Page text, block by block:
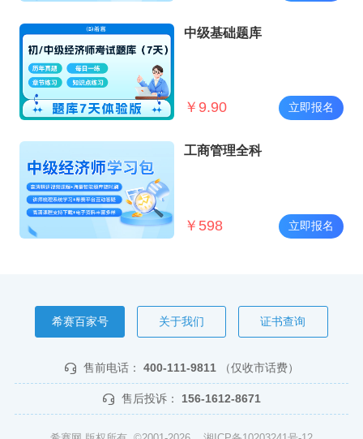
中级基础题库
￥ 9.90 立即报名
工商管理全科
￥ 598 立即报名
希赛百家号 关于我们 证书查询
售前电话： 400-111-9811 （仅收市话费）
售后投诉： 156-1612-8671